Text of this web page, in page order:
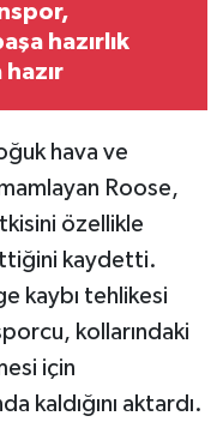
hazırlık
hazır
hava ve
Roose,
özellikle
kaydetti.
kaybı tehlikesi
kollarındaki
için
kaldığını aktardı.